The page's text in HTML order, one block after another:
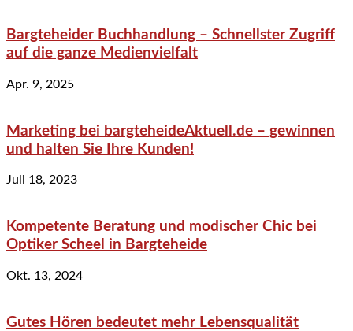
Bargteheider Buchhandlung – Schnellster Zugriff
auf die ganze Medienvielfalt
Apr. 9, 2025
Marketing bei bargteheideAktuell.de – gewinnen
und halten Sie Ihre Kunden!
Juli 18, 2023
Kompetente Beratung und modischer Chic bei
Optiker Scheel in Bargteheide
Okt. 13, 2024
Gutes Hören bedeutet mehr Lebensqualität